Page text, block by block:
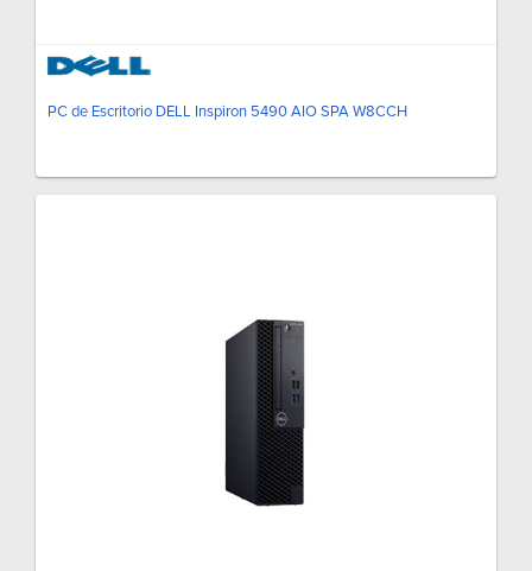
PC de Escritorio DELL Inspiron 5490 AIO SPA W8CCH